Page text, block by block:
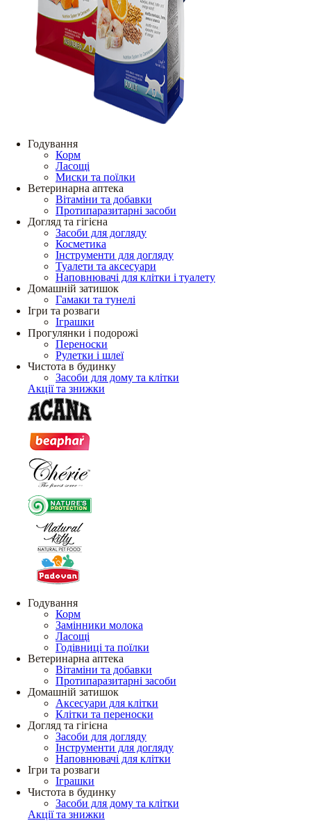
Годування
Корм
Ласощі
Миски та поїлки
Ветеринарна аптека
Вітаміни та добавки
Протипаразитарні засоби
Догляд та гігієна
Засоби для догляду
Косметика
Інструменти для догляду
Туалети та аксесуари
Наповнювачі для клітки і туалету
Домашній затишок
Гамаки та тунелі
Ігри та розваги
Іграшки
Прогулянки і подорожі
Переноски
Рулетки і шлеї
Чистота в будинку
Засоби для дому та клітки
Акції та знижки
Годування
Корм
Замінники молока
Ласощі
Годівниці та поїлки
Ветеринарна аптека
Вітаміни та добавки
Протипаразитарні засоби
Домашній затишок
Аксесуари для клітки
Клітки та переноски
Догляд та гігієна
Засоби для догляду
Інструменти для догляду
Наповнювачі для клітки
Ігри та розваги
Іграшки
Чистота в будинку
Засоби для дому та клітки
Акції та знижки